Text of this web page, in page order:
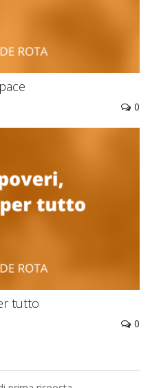
0
tutto
0